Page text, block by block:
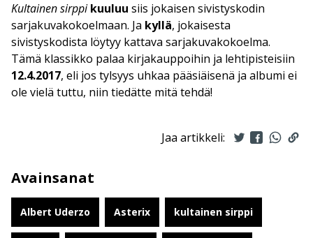
Kultainen sirppi kuuluu siis jokaisen sivistyskodin
sarjakuvakokoelmaan. Ja kyllä, jokaisesta
sivistyskodista löytyy kattava sarjakuvakokoelma.
Tämä klassikko palaa kirjakauppoihin ja lehtipisteisiin
12.4.2017, eli jos tylsyys uhkaa pääsiäisenä ja albumi ei
ole vielä tuttu, niin tiedätte mitä tehdä!
Jaa artikkeli:
Avainsanat
Albert Uderzo Asterix kultainen sirppi